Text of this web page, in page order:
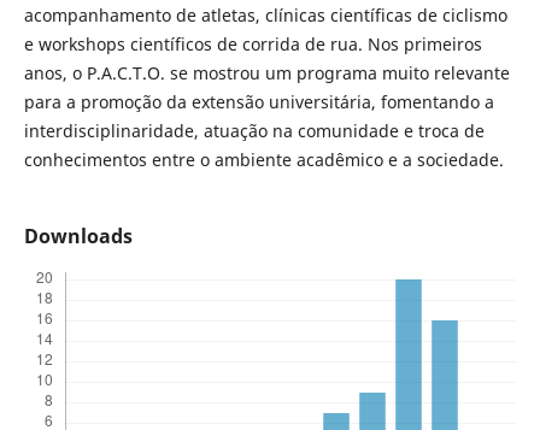
acompanhamento de atletas, clínicas científicas de ciclismo
e workshops científicos de corrida de rua. Nos primeiros
anos, o P.A.C.T.O. se mostrou um programa muito relevante
para a promoção da extensão universitária, fomentando a
interdisciplinaridade, atuação na comunidade e troca de
conhecimentos entre o ambiente acadêmico e a sociedade.
Downloads